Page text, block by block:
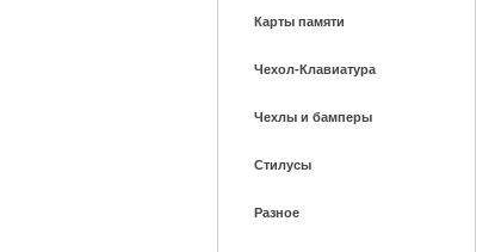
Карты памяти
Чехол-Клавиатура
Чехлы и бамперы
Стилусы
Разное